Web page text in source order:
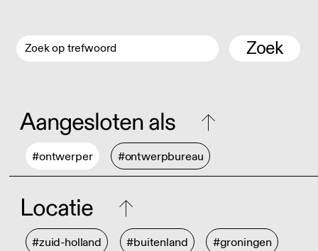
Zoek
Aangesloten als
#ontwerper #ontwerpbureau
Locatie
#zuid-holland #buitenland #groningen